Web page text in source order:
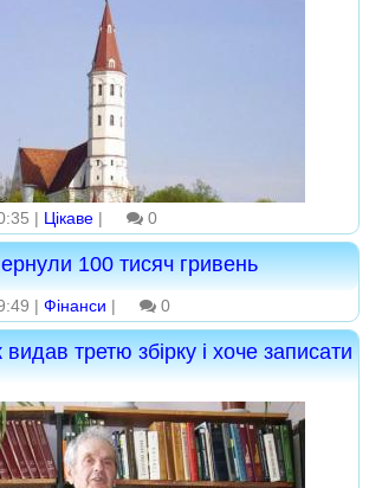
| Цікаве | 0
100 тисяч гривень
| Фінанси | 0
видав третю збірку і хоче записати